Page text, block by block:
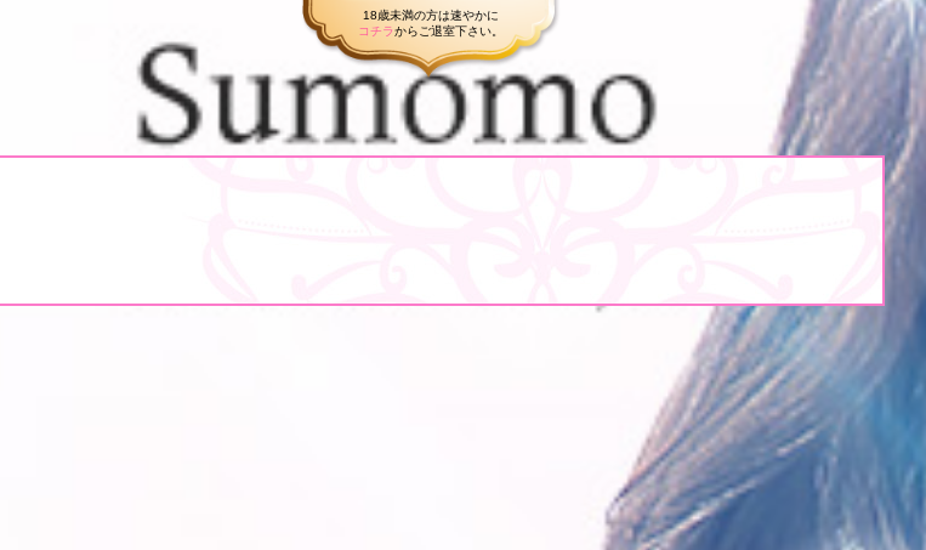
18歳未満の方は速やかに
コチラからご退室下さい。